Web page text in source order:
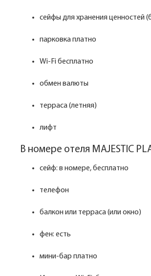
сейфы для хранения ценностей
парковка платно
Wi-Fi бесплатно
обмен валюты
терраса (летняя)
лифт
В номере отеля MAJESTIC
сейф: в номере, бесплатно
телефон
балкон или терраса (или окно)
фен: есть
мини-бар платно